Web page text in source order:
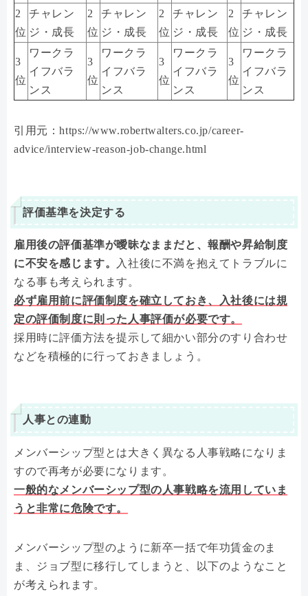
2
位
チャレン
ジ・成長
2
位
チャレン
ジ・成長
2
位
チャレン
ジ・成長
2
位
チャレン
ジ・成長
3
位
ワークラ
イフバラ
ンス
3
位
ワークラ
イフバラ
ンス
3
位
ワークラ
イフバラ
ンス
3
位
ワークラ
イフバラ
ンス
引用元：https://www.robertwalters.co.jp/career-
advice/interview-reason-job-change.html
評価基準を決定する
雇用後の評価基準が曖昧なままだと、報酬や昇給制度
に不安を感じます。
入社後に不満を抱えてトラブルに
なる事も考えられます。
必ず雇用前に評価制度を確立しておき、入社後には規
定の評価制度に則った人事評価が必要です。
採用時に評価方法を提示して細かい部分のすり合わせ
などを積極的に行っておきましょう。
人事との連動
メンバーシップ型とは大きく異なる人事戦略になりま
すので再考が必要になります。
一般的なメンバーシップ型の人事戦略を流用していま
うと非常に危険です。
メンバーシップ型のように新卒一括で年功賃金のま
ま、ジョブ型に移行してしまうと、以下のようなこと
が考えられます。